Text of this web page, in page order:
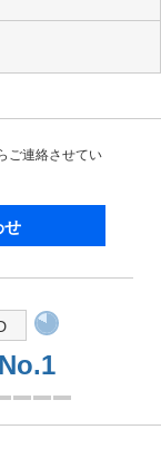
ご連絡させてい
せ
No.1